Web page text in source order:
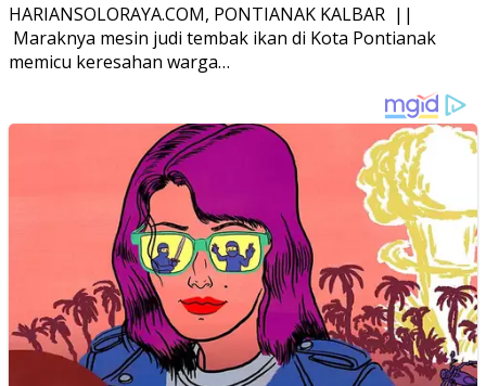
HARIANSOLORAYA.COM, PONTIANAK KALBAR ||
Maraknya mesin judi tembak ikan di Kota Pontianak
memicu keresahan warga…